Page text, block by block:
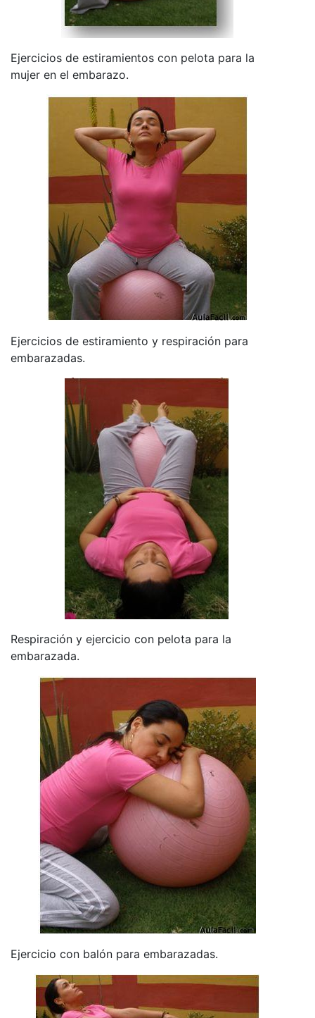
Ejercicios de estiramientos con pelota para la
mujer en el embarazo.
Ejercicios de estiramiento y respiración para
embarazadas.
Respiración y ejercicio con pelota para la
embarazada.
Ejercicio con balón para embarazadas.